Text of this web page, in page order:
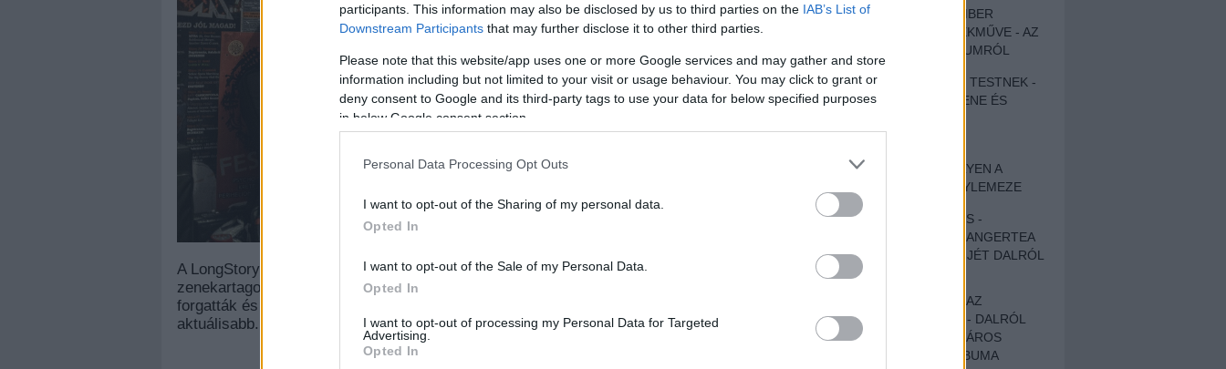
participants. This information may also be disclosed by us to third parties on the IAB’s List of
Downstream Participants that may further disclose it to other third parties.
Please note that this website/app uses one or more Google services and may gather and store
information including but not limited to your visit or usage behaviour. You may click to grant or
deny consent to Google and its third-party tags to use your data for below specified purposes
in below Google consent section.
Personal Data Processing Opt Outs
I want to opt-out of the Sharing of my personal data.
Opted In
I want to opt-out of the Sale of my Personal Data.
Opted In
I want to opt-out of processing my Personal Data for Targeted
Advertising.
Opted In
A LongStoryShort! vicces videóval harcol a karantén komorság ellen. A bulis Stay-t a
zenekartagok a családtagjaik és barátaik segítségével – szigorúan távvezérelve –
forgatták és bár a szám jóval korábban íródott, a kialakult helyzetben nem is lehetne
aktuálisabb.
EGY DÜHÖS VÉNEMBER
UNIVERZÁLIS REMEKMŰVE - AZ
ÚJ BOB DYLAN-ALBUMRÓL
ZENE LÉLEKNEK ÉS TESTNEK -
AUTENTIKUS NÉPZENE ÉS
SZOMORKODÁS - ILYEN A
KATATONIA ÚJ NAGYLEMEZE
CROCODILE NERVES -
HALLGASD MEG AZ ANGERTEA
MA MEGJELENT EP-JÉT DALRÓL
DALRA!
A FELELŐSSÉGTŐL AZ
ELLOPOTT FÖLDIG - DALRÓL
DALRA A KÉPZELT VÁROS
SAMIZDAT CÍMŰ ALBUMA